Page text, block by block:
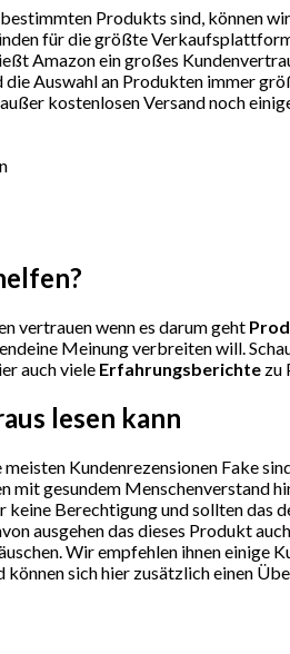
Produkts sind, können
für die größte
Amazon ein großes
Auswahl an Produkten immer
kostenlosen Versand noch
vertrauen wenn es darum geht
Meinung verbreiten will.
auch viele Erfahrungsberichte zu
lesen kann
Kundenrezensionen Fake
mit gesundem Menschenverstand
Berechtigung und sollten
ausgehen das dieses Produkt
Wir empfehlen ihnen
sich hier zusätzlich einen